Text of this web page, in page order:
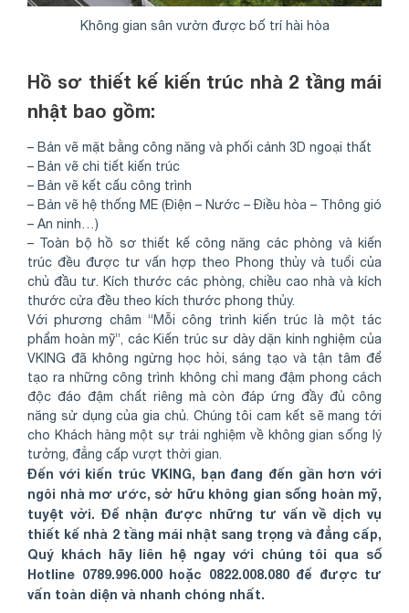
Không gian sân vườn được bố trí hài hòa
Hồ sơ thiết kế kiến trúc nhà 2 tầng mái
nhật bao gồm:
– Bản vẽ mặt bằng công năng và phối cảnh 3D ngoại thất
– Bản vẽ chi tiết kiến trúc
– Bản vẽ kết cấu công trình
– Bản vẽ hệ thống ME (Điện – Nước – Điều hòa – Thông gió
– An ninh…)
– Toàn bộ hồ sơ thiết kế công năng các phòng và kiến
trúc đều được tư vấn hợp theo Phong thủy và tuổi của
chủ đầu tư. Kích thước các phòng, chiều cao nhà và kích
thước cửa đều theo kích thước phong thủy.
Với phương châm “Mỗi công trình kiến trúc là một tác
phẩm hoàn mỹ”, các Kiến trúc sư dày dặn kinh nghiệm của
VKING đã không ngừng học hỏi, sáng tạo và tận tâm để
tạo ra những công trình không chỉ mang đậm phong cách
độc đáo đậm chất riêng mà còn đáp ứng đầy đủ công
năng sử dụng của gia chủ. Chúng tôi cam kết sẽ mang tới
cho Khách hàng một sự trải nghiệm về không gian sống lý
tưởng, đẳng cấp vượt thời gian.
Đến với kiến trúc VKING, bạn đang đến gần hơn với
ngôi nhà mơ ước, sở hữu không gian sống hoàn mỹ,
tuyệt vời. Để nhận được những tư vấn về dịch vụ
thiết kế nhà 2 tầng mái nhật sang trọng và đẳng cấp,
Quý khách hãy liên hệ ngay với chúng tôi qua số
Hotline 0789.996.000 hoặc 0822.008.080 để được tư
vấn toàn diện và nhanh chóng nhất.